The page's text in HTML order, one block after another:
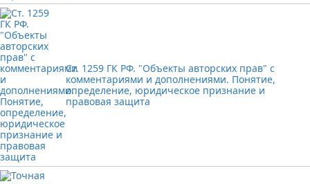
Ст. 1259 ГК РФ. "Объекты авторских прав" с
комментариями и дополнениями. Понятие,
определение, юридическое признание и
правовая защита